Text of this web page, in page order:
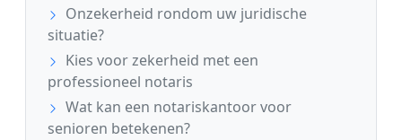
Onzekerheid rondom uw juridische
situatie?
Kies voor zekerheid met een
professioneel notaris
Wat kan een notariskantoor voor
senioren betekenen?